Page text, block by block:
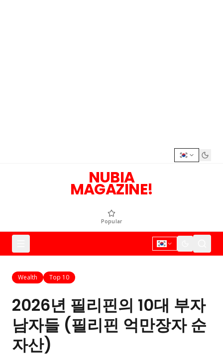
NUBIA
MAGAZINE!
Popular
Wealth Top 10
2026년 필리핀의 10대 부자
남자들 (필리핀 억만장자 순
자산)